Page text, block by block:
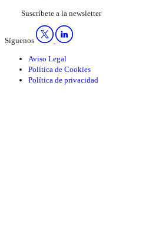
Suscríbete a la newsletter
Síguenos
Aviso Legal
Política de Cookies
Política de privacidad